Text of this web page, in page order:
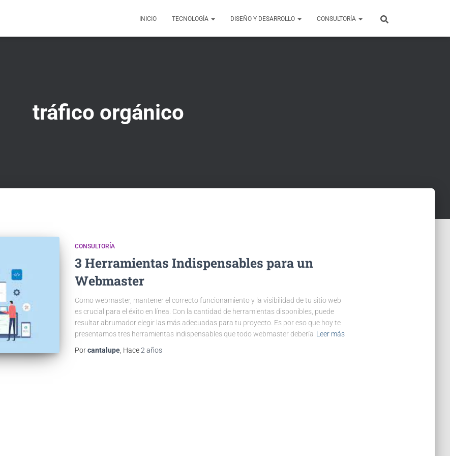
INICIO TECNOLOGÍA DISEÑO Y DESARROLLO CONSULTORÍA
tráfico orgánico
CONSULTORÍA
3 Herramientas Indispensables para un
Webmaster
Como webmaster, mantener el correcto funcionamiento y la visibilidad de tu sitio web
es crucial para el éxito en línea. Con la cantidad de herramientas disponibles, puede
resultar abrumador elegir las más adecuadas para tu proyecto. Es por eso que hoy te
presentamos tres herramientas indispensables que todo webmaster debería Leer más
Porcantalupe, Hace2 años